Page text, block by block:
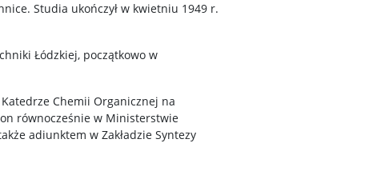
Studia ukończył w kwietniu 1949 r.
Łódzkiej, początkowo w
Chemii Organicznej na
równocześnie w Ministerstwie
adiunktem w Zakładzie Syntezy